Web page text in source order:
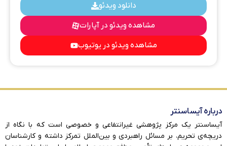
دانلود ویدئو
مشاهده ویدئو در آپارات
مشاهده ویدئو در یوتیوب
درباره آیساسنتر
آیساسنتر یک مرکز پژوهشی غیرانتفاعی و خصوصی است که با نگاه از
دریچه‌ی تحریم، بر مسائل راهبردی و بین‌الملل تمرکز داشته و کارشناسان